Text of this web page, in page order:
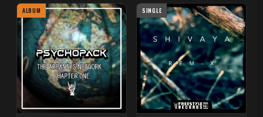
ALBUM SINGLE